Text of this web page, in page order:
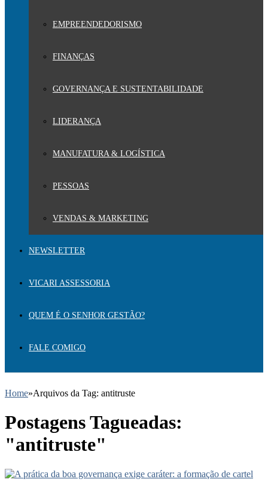
EMPREENDEDORISMO
FINANÇAS
GOVERNANÇA E SUSTENTABILIDADE
LIDERANÇA
MANUFATURA & LOGÍSTICA
PESSOAS
VENDAS & MARKETING
NEWSLETTER
VICARI ASSESSORIA
QUEM É O SENHOR GESTÃO?
FALE COMIGO
Home»Arquivos da Tag: antitruste
Postagens Tagueadas:
"antitruste"